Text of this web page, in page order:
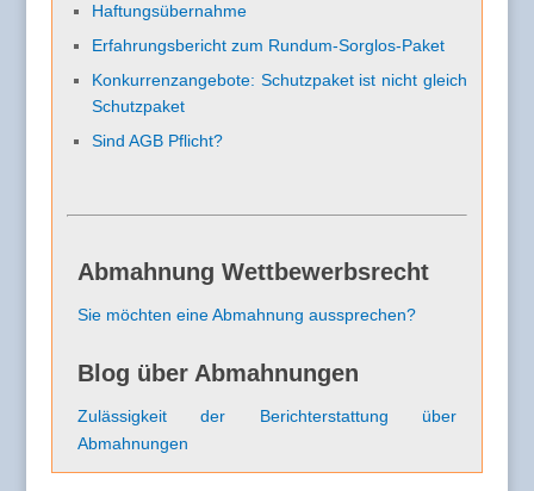
Haftungsübernahme
Erfahrungsbericht zum Rundum-Sorglos-Paket
Konkurrenzangebote: Schutzpaket ist nicht gleich
Schutzpaket
Sind AGB Pflicht?
Abmahnung Wettbewerbsrecht
Sie möchten eine Abmahnung aussprechen?
Blog über Abmahnungen
Zulässigkeit der Berichterstattung über
Abmahnungen